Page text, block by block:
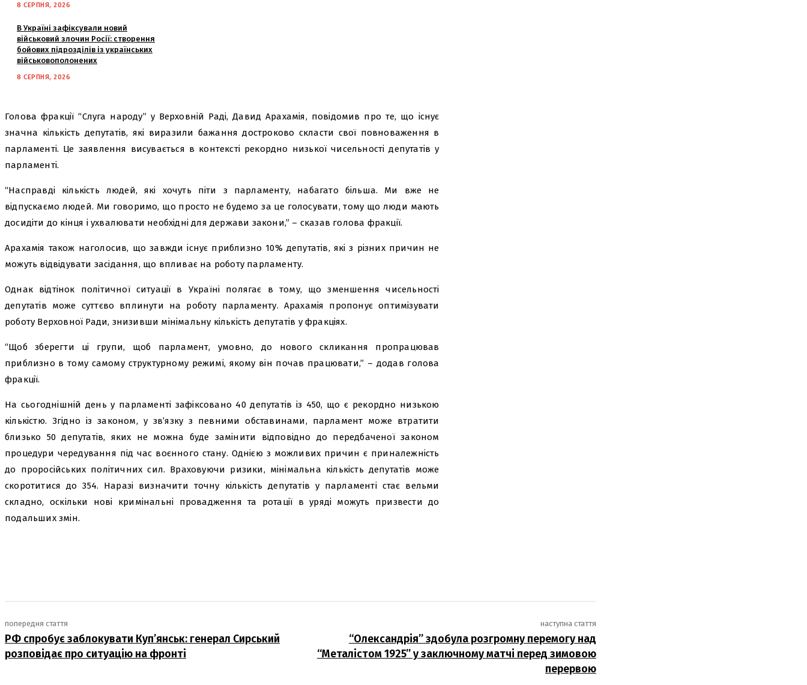
8 СЕРПНЯ, 2026
В Україні зафіксували новий
військовий злочин Росії: створення
бойових підрозділів із українських
військовополонених
8 СЕРПНЯ, 2026
Голова фракції “Слуга народу” у Верховній Раді, Давид Арахамія, повідомив про те, що існує
значна кількість депутатів, які виразили бажання достроково скласти свої повноваження в
парламенті. Це заявлення висувається в контексті рекордно низької чисельності депутатів у
парламенті.
“Насправді кількість людей, які хочуть піти з парламенту, набагато більша. Ми вже не
відпускаємо людей. Ми говоримо, що просто не будемо за це голосувати, тому що люди мають
досидіти до кінця і ухвалювати необхідні для держави закони,” – сказав голова фракції.
Арахамія також наголосив, що завжди існує приблизно 10% депутатів, які з різних причин не
можуть відвідувати засідання, що впливає на роботу парламенту.
Однак відтінок політичної ситуації в Україні полягає в тому, що зменшення чисельності
депутатів може суттєво вплинути на роботу парламенту. Арахамія пропонує оптимізувати
роботу Верховної Ради, знизивши мінімальну кількість депутатів у фракціях.
“Щоб зберегти ці групи, щоб парламент, умовно, до нового скликання пропрацював
приблизно в тому самому структурному режимі, якому він почав працювати,” – додав голова
фракції.
На сьогоднішній день у парламенті зафіксовано 40 депутатів із 450, що є рекордно низькою
кількістю. Згідно із законом, у зв’язку з певними обставинами, парламент може втратити
близько 50 депутатів, яких не можна буде замінити відповідно до передбаченої законом
процедури чередування під час воєнного стану. Однією з можливих причин є приналежність
до проросійських політичних сил. Враховуючи ризики, мінімальна кількість депутатів може
скоротитися до 354. Наразі визначити точну кількість депутатів у парламенті стає вельми
складно, оскільки нові кримінальні провадження та ротації в уряді можуть призвести до
подальших змін.
попередня стаття
РФ спробує заблокувати Куп’янськ: генерал Сирський
розповідає про ситуацію на фронті
наступна стаття
“Олександрія” здобула розгромну перемогу над
“Металістом 1925” у заключному матчі перед зимовою
перервою